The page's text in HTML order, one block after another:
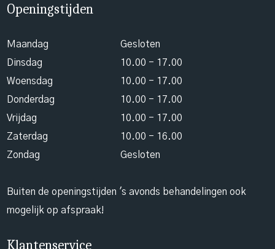
Openingstijden
Maandag
Gesloten
Dinsdag
10.00 - 17.00
Woensdag
10.00 - 17.00
Donderdag
10.00 - 17.00
Vrijdag
10.00 - 17.00
Zaterdag
10.00 - 16.00
Zondag
Gesloten
Buiten de openingstijden 's avonds behandelingen ook
mogelijk op afspraak!
Klantenservice